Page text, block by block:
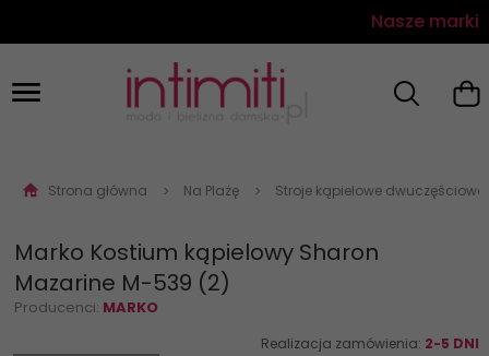
Nasze marki
Strona główna Na Plażę Stroje kąpielowe dwuczęściowe
Marko Kostium kąpielowy Sharon
Mazarine M-539 (2)
Producenci: MARKO
Realizacja zamówienia: 2-5 DNI